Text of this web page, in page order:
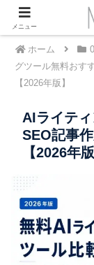
ホーム
グツール無料おす
【2026年版】
AIライティ
SEO記事
【2026年版
メニュー